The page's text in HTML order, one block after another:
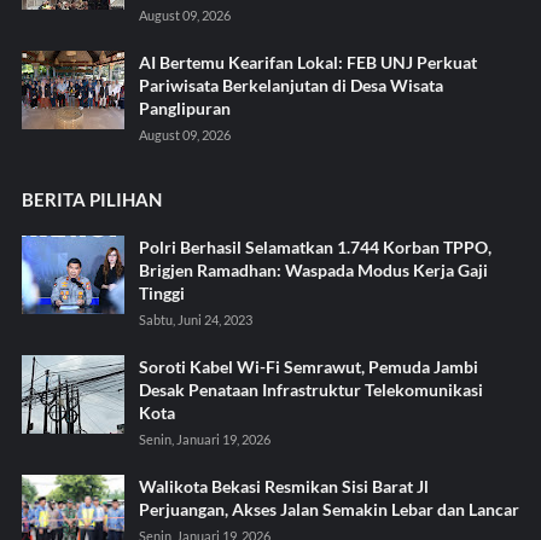
August 09, 2026
AI Bertemu Kearifan Lokal: FEB UNJ Perkuat
Pariwisata Berkelanjutan di Desa Wisata
Panglipuran
August 09, 2026
BERITA PILIHAN
Polri Berhasil Selamatkan 1.744 Korban TPPO,
Brigjen Ramadhan: Waspada Modus Kerja Gaji
Tinggi
Sabtu, Juni 24, 2023
Soroti Kabel Wi-Fi Semrawut, Pemuda Jambi
Desak Penataan Infrastruktur Telekomunikasi
Kota
Senin, Januari 19, 2026
Walikota Bekasi Resmikan Sisi Barat Jl
Perjuangan, Akses Jalan Semakin Lebar dan Lancar
Senin, Januari 19, 2026